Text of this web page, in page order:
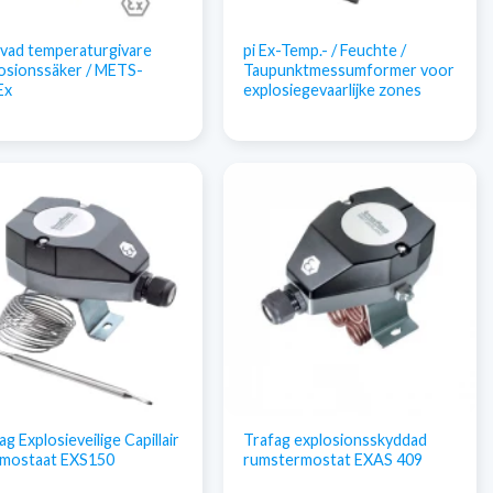
temperaturgivare
/ METS-
pi Ex-Temp.- / Feuchte /
Taupunktmessumformer voor
explosiegevaarlijke zones
Explosieveilige Capillair
EXS150
Trafag explosionsskyddad
rumstermostat EXAS 409